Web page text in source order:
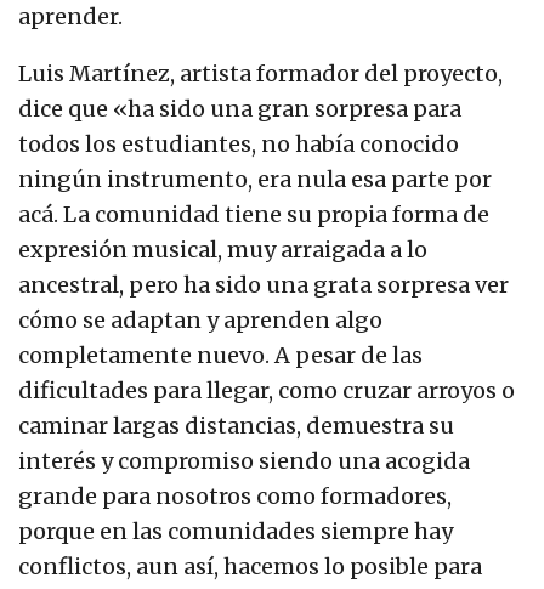
aprender.
Luis Martínez, artista formador del proyecto,
dice que «ha sido una gran sorpresa para
todos los estudiantes, no había conocido
ningún instrumento, era nula esa parte por
acá. La comunidad tiene su propia forma de
expresión musical, muy arraigada a lo
ancestral, pero ha sido una grata sorpresa ver
cómo se adaptan y aprenden algo
completamente nuevo. A pesar de las
dificultades para llegar, como cruzar arroyos o
caminar largas distancias, demuestra su
interés y compromiso siendo una acogida
grande para nosotros como formadores,
porque en las comunidades siempre hay
conflictos, aun así, hacemos lo posible para